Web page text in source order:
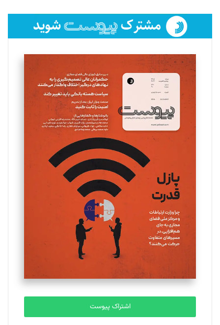
اشتراک پیوست